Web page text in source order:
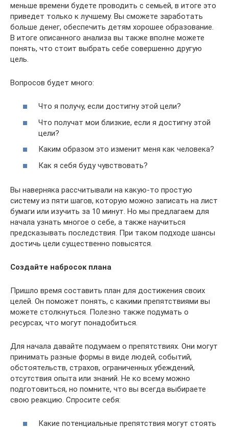
меньше времени будете проводить с семьей, в итоге это
приведет только к лучшему. Вы сможете заработать
больше денег, обеспечить детям хорошее образование.
В итоге описанного анализа вы также вполне можете
понять, что стоит выбрать себе совершенно другую
цель.
Вопросов будет много:
Что я получу, если достигну этой цели?
Что получат мои близкие, если я достигну этой
цели?
Каким образом это изменит меня как человека?
Как я себя буду чувствовать?
Вы наверняка рассчитывали на какую-то простую
систему из пяти шагов, которую можно записать на лист
бумаги или изучить за 10 минут. Но мы предлагаем для
начала узнать многое о себе, а также научиться
предсказывать последствия. При таком подходе шансы
достичь цели существенно повысятся.
Создайте набросок плана
Пришло время составить план для достижения своих
целей. Он поможет понять, с какими препятствиями вы
можете столкнуться. Полезно также подумать о
ресурсах, что могут понадобиться.
Для начала давайте подумаем о препятствиях. Они могут
принимать разные формы в виде людей, событий,
обстоятельств, страхов, ограниченных убеждений,
отсутствия опыта или знаний. Не ко всему можно
подготовиться, но помните, что вы всегда выбираете
свою реакцию. Спросите себя:
Какие потенциальные препятствия могут стоять